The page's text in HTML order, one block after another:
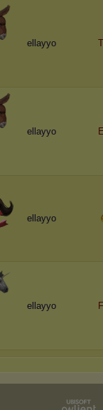
ellayyo
ellayyo
ellayyo
ellayyo